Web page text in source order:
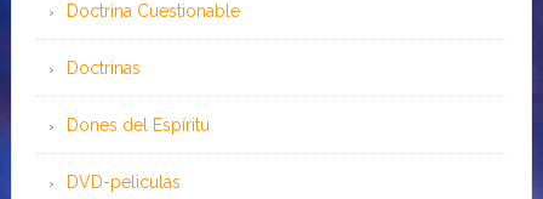
Doctrina Cuestionable
Doctrinas
Dones del Espíritu
DVD-peliculas